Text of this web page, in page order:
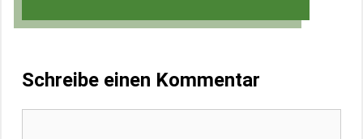
Schreibe einen Kommentar